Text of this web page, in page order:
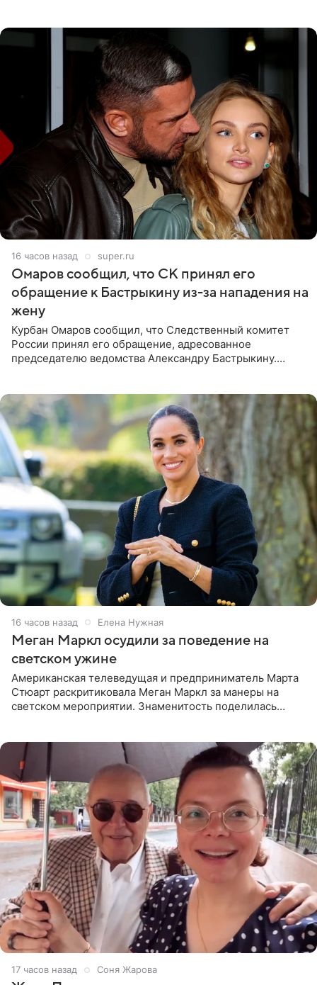
16 часов назад super.ru
Омаров сообщил, что СК принял его
обращение к Бастрыкину из-за нападения на
жену
Курбан Омаров сообщил, что Следственный комитет
России принял его обращение, адресованное
председателю ведомства Александру Бастрыкину.
16 часов назад Елена Нужная
Меган Маркл осудили за поведение на
светском ужине
Американская телеведущая и предприниматель Марта
Стюарт раскритиковала Меган Маркл за манеры на
светском мероприятии. Знаменитость поделилась
17 часов назад Соня Жарова